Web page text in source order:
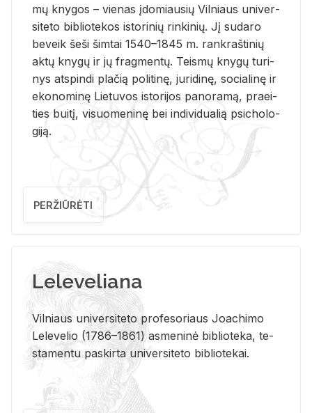
mų kny­gos – vie­nas įdo­miau­sių Vil­niaus uni­ver­
si­te­to bi­b­lio­te­kos is­to­ri­nių rin­ki­nių. Jį su­da­ro
be­veik šeši šim­tai 1540–1845 m. rank­raš­ti­nių
aktų kny­gų ir jų frag­men­tų. Teis­mų kny­gų tu­ri­
nys at­spin­di pla­čią po­li­ti­nę, ju­ri­di­nę, so­cia­li­nę ir
eko­no­mi­nę Lie­tu­vos is­to­ri­jos pa­no­ra­mą, pra­ei­
ties bui­tį, vi­suo­me­ni­nę bei in­di­vi­dua­lią psi­cho­lo­
gi­ją.
PERŽIŪRĖTI
Leleveliana
Vil­niaus uni­ver­si­te­to pro­fe­so­riaus Jo­a­chi­mo
Le­le­ve­lio (1786–1861) as­me­ni­nė bi­b­lio­te­ka, te­
sta­men­tu pa­skir­ta uni­ver­si­te­to bi­b­lio­te­kai.